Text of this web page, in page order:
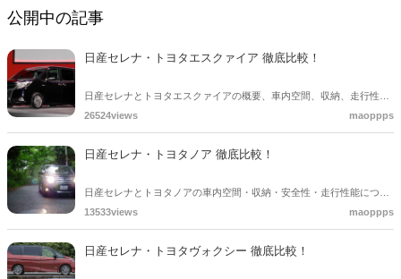
公開中の記事
日産セレナ・トヨタエスクァイア 徹底比較！
日産セレナとトヨタエスクァイアの概要、車内空間、収納、走行性
能、安全性を徹底比較しました。日産セレナとトヨタのエスクァイア
ゴンなどと販売台数を競い合っている車です。
26524views maoppps
日産セレナ・トヨタノア 徹底比較！
日産セレナとトヨタノアの車内空間・収納・安全性・走行性能につい
て徹底比較しました。また、この両車種はライバル関係のある２台と
13533views maoppps
日産セレナ・トヨタヴォクシー 徹底比較！